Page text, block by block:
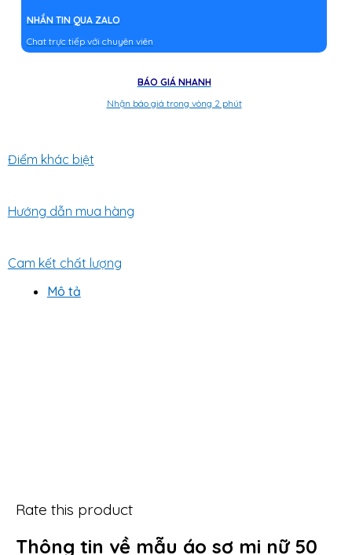
NHẮN TIN QUA ZALO
Chat trực tiếp với chuyên viên
BÁO GIÁ NHANH
Nhận báo giá trong vòng 2 phút
Điểm khác biệt
Hướng dẫn mua hàng
Cam kết chất lượng
Mô tả
Rate this product
Thông tin về mẫu áo sơ mi nữ 50